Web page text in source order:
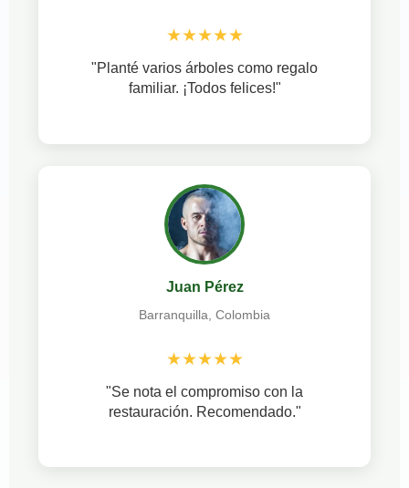
★★★★★
"Planté varios árboles como regalo
familiar. ¡Todos felices!"
Juan Pérez
Barranquilla, Colombia
★★★★★
"Se nota el compromiso con la
restauración. Recomendado."